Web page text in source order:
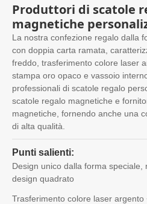
Produttori di scatole
magnetiche
La nostra confezione regalo dalla
con doppia carta ramata,
freddo, trasferimento colore laser
stampa oro opaco e vassoio
professionali di scatole regalo
scatole regalo magnetiche e
magnetiche, fornendo anche una
di alta qualità.
Punti salienti:
Design unico dalla forma speciale,
design quadrato
Trasferimento colore laser